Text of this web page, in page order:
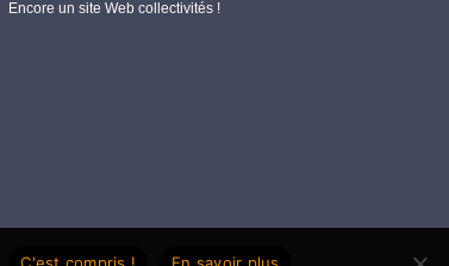
Encore un site Web collectivités !